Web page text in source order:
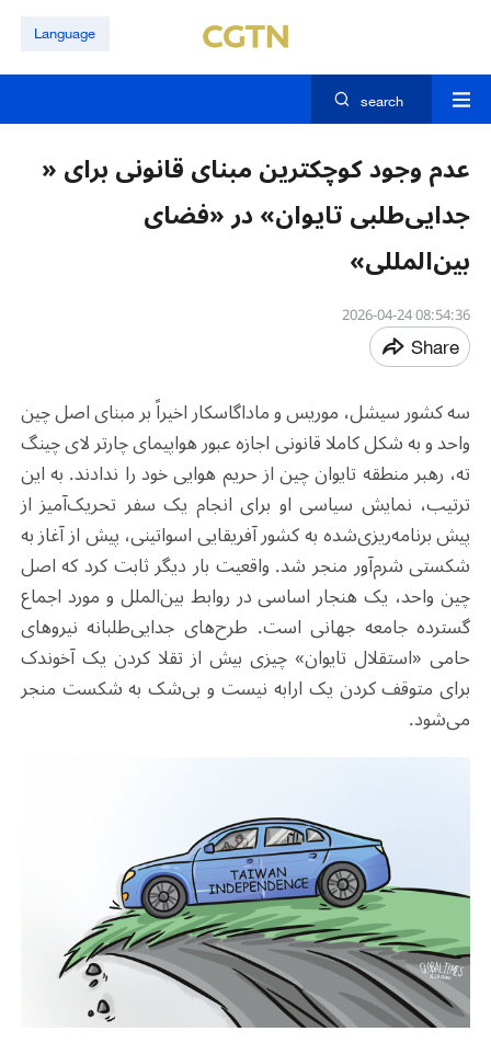
Language
search
عدم وجود کوچکترین مبنای قانونی برای «
جدایی‌طلبی تایوان» در «فضای
بین‌المللی»
08:54:36 2026-04-24
Share
سه کشور سیشل، موریس و ماداگاسکار اخیراً بر مبنای اصل چین
واحد و به شکل کاملا قانونی اجازه عبور هواپیمای چارتر لای چینگ
ته، رهبر منطقه‌ تایوان چین از حریم هوایی خود را ندادند. به این
ترتیب، نمایش سیاسی او برای انجام یک سفر تحریک‌آمیز از
پیش برنامه‌ریزی‌شده به کشور آفریقایی اسواتینی، پیش از آغاز به
شکستی شرم‌آور منجر شد. واقعیت‌ بار دیگر ثابت کرد که اصل
چین واحد، یک هنجار اساسی در روابط بین‌الملل و مورد اجماع
گسترده جامعه جهانی است. طرح‌های جدایی‌طلبانه نیروهای
حامی «استقلال تایوان» چیزی بیش از تقلا کردن یک آخوندک
برای متوقف کردن یک ارابه نیست و بی‌شک به شکست منجر
می‌شود.